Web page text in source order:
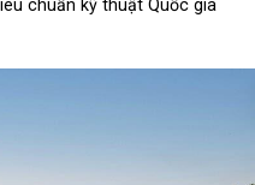
chuẩn kỹ thuật Quốc gia